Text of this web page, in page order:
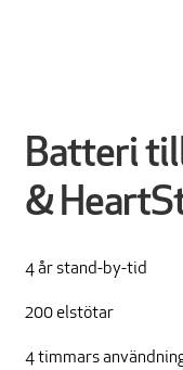
Batteri
&
4 år stand-by-tid
200 elstötar
4 timmars